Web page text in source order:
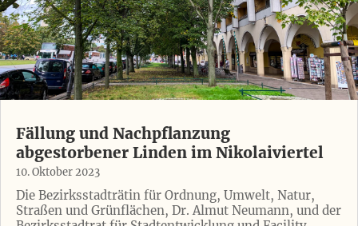
Fällung und Nachpflanzung
abgestorbener Linden im Nikolaiviertel
10. Oktober 2023
Die Bezirksstadträtin für Ordnung, Umwelt, Natur,
Straßen und Grünflächen, Dr. Almut Neumann, und der